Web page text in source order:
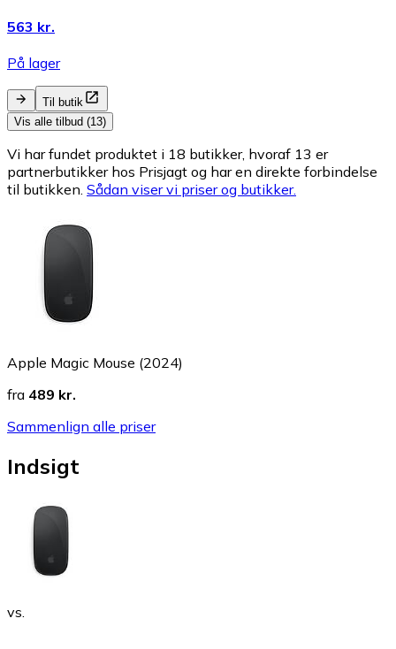
563 kr.
På lager
Til butik
Vis alle tilbud (13)
Vi har fundet produktet i 18 butikker, hvoraf 13 er
partnerbutikker hos Prisjagt og har en direkte forbindelse
til butikken. Sådan viser vi priser og butikker.
Apple Magic Mouse (2024)
fra 489 kr.
Sammenlign alle priser
Indsigt
vs.